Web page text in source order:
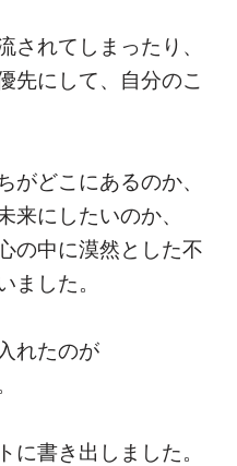
されてしまったり、
先にして、自分のこ
がどこにあるのか、
来にしたいのか、
の中に漠然とした不
ました。
れたのが
に書き出しました。